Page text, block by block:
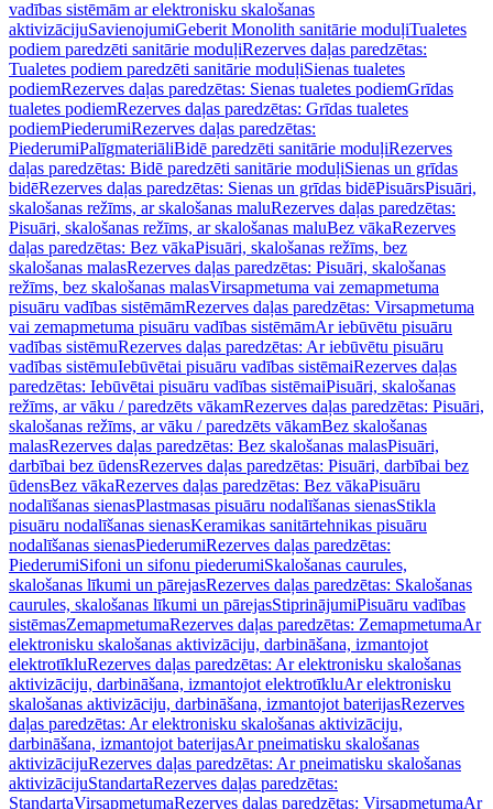
vadības sistēmām ar elektronisku skalošanas
aktivizācijuSavienojumiGeberit Monolith sanitārie moduļiTualetes
podiem paredzēti sanitārie moduļiRezerves daļas paredzētas:
Tualetes podiem paredzēti sanitārie moduļiSienas tualetes
podiemRezerves daļas paredzētas: Sienas tualetes podiemGrīdas
tualetes podiemRezerves daļas paredzētas: Grīdas tualetes
podiemPiederumiRezerves daļas paredzētas:
PiederumiPalīgmateriāliBidē paredzēti sanitārie moduļiRezerves
daļas paredzētas: Bidē paredzēti sanitārie moduļiSienas un grīdas
bidēRezerves daļas paredzētas: Sienas un grīdas bidēPisuārsPisuāri,
skalošanas režīms, ar skalošanas maluRezerves daļas paredzētas:
Pisuāri, skalošanas režīms, ar skalošanas maluBez vākaRezerves
daļas paredzētas: Bez vākaPisuāri, skalošanas režīms, bez
skalošanas malasRezerves daļas paredzētas: Pisuāri, skalošanas
režīms, bez skalošanas malasVirsapmetuma vai zemapmetuma
pisuāru vadības sistēmāmRezerves daļas paredzētas: Virsapmetuma
vai zemapmetuma pisuāru vadības sistēmāmAr iebūvētu pisuāru
vadības sistēmuRezerves daļas paredzētas: Ar iebūvētu pisuāru
vadības sistēmuIebūvētai pisuāru vadības sistēmaiRezerves daļas
paredzētas: Iebūvētai pisuāru vadības sistēmaiPisuāri, skalošanas
režīms, ar vāku / paredzēts vākamRezerves daļas paredzētas: Pisuāri,
skalošanas režīms, ar vāku / paredzēts vākamBez skalošanas
malasRezerves daļas paredzētas: Bez skalošanas malasPisuāri,
darbībai bez ūdensRezerves daļas paredzētas: Pisuāri, darbībai bez
ūdensBez vākaRezerves daļas paredzētas: Bez vākaPisuāru
nodalīšanas sienasPlastmasas pisuāru nodalīšanas sienasStikla
pisuāru nodalīšanas sienasKeramikas sanitārtehnikas pisuāru
nodalīšanas sienasPiederumiRezerves daļas paredzētas:
PiederumiSifoni un sifonu piederumiSkalošanas caurules,
skalošanas līkumi un pārejasRezerves daļas paredzētas: Skalošanas
caurules, skalošanas līkumi un pārejasStiprinājumiPisuāru vadības
sistēmasZemapmetumaRezerves daļas paredzētas: ZemapmetumaAr
elektronisku skalošanas aktivizāciju, darbināšana, izmantojot
elektrotīkluRezerves daļas paredzētas: Ar elektronisku skalošanas
aktivizāciju, darbināšana, izmantojot elektrotīkluAr elektronisku
skalošanas aktivizāciju, darbināšana, izmantojot baterijasRezerves
daļas paredzētas: Ar elektronisku skalošanas aktivizāciju,
darbināšana, izmantojot baterijasAr pneimatisku skalošanas
aktivizācijuRezerves daļas paredzētas: Ar pneimatisku skalošanas
aktivizācijuStandartaRezerves daļas paredzētas:
StandartaVirsapmetumaRezerves daļas paredzētas: VirsapmetumaAr